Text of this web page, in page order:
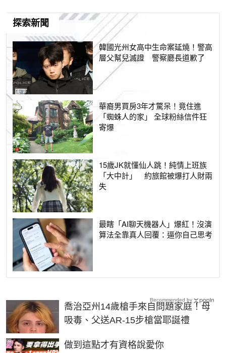
探索新聞
韓國光州女高中生命案延燒！警高
層父幫兒滅證 警察廳長道歉了
華裔男買房3年才驚呆！竟住進
「蜘蛛人的家」 全球粉絲信件狂
寄爆
15歲JK就懂仙人跳！純情上班族
「大中計」 約旅館被爆打人財兩
失
最瞎「AI聊天機器人」爆紅！沒演
算法全靠真人回覆：逼你自己思考
喬治亞州14歲槍手來自問題家庭！母
吸毒、父送AR-15步槍當耶誕禮
做到這點才有資格說愛你
PR
Recommended by